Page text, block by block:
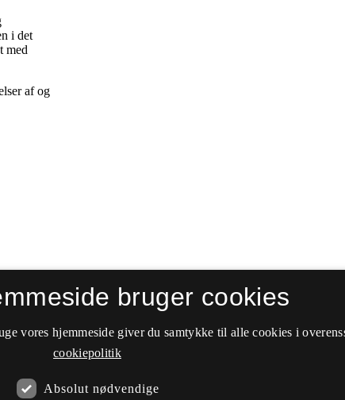
bruger cookies
vores hjemmeside giver du samtykke til alle cookies i
cookiepolitik
Absolut nødvendige